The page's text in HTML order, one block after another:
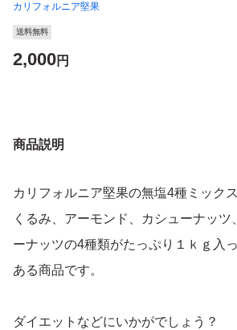
カリフォルニア堅果
送料無料
2,000円
商品説明
カリフォルニア堅果の無塩4種ミック
くるみ、アーモンド、カシューナッ
ーナッツの4種類がたっぷり１ｋｇ入
ある商品です。
ダイエットなどにいかがでしょう？